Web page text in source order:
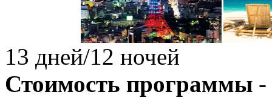
13 дней/12 ночей
Стоимость программы